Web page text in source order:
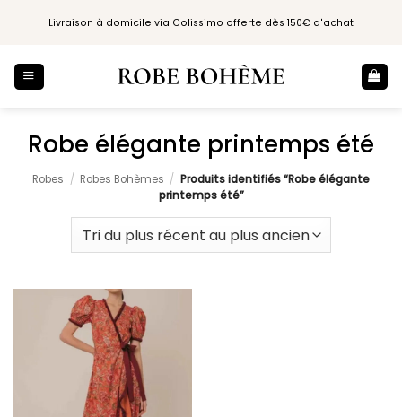
Livraison à domicile via Colissimo offerte dès 150€ d'achat
Robe élégante printemps été
Robes / Robes Bohèmes / Produits identifiés “Robe élégante
printemps été”